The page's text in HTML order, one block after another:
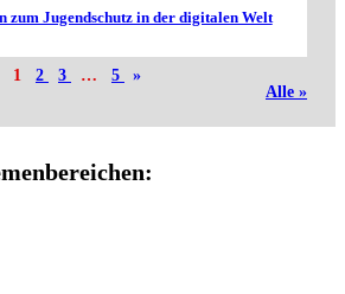
zum Jugendschutz in der digitalen Welt
1 2 3 … 5
»
Alle »